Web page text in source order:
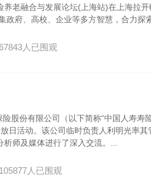
融合与发展论坛(上海站)在上海拉开
政府、高校、企业等多方智慧，合力探
67843人已围观
股份有限公司（以下简称“中国人寿寿
日活动。该公司临时负责人利明光率
师及媒体进行了深入交流。...
105877人已围观